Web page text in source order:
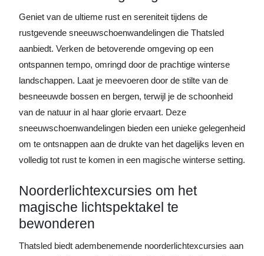
Geniet van de ultieme rust en sereniteit tijdens de
rustgevende sneeuwschoenwandelingen die Thatsled
aanbiedt. Verken de betoverende omgeving op een
ontspannen tempo, omringd door de prachtige winterse
landschappen. Laat je meevoeren door de stilte van de
besneeuwde bossen en bergen, terwijl je de schoonheid
van de natuur in al haar glorie ervaart. Deze
sneeuwschoenwandelingen bieden een unieke gelegenheid
om te ontsnappen aan de drukte van het dagelijks leven en
volledig tot rust te komen in een magische winterse setting.
Noorderlichtexcursies om het
magische lichtspektakel te
bewonderen
Thatsled biedt adembenemende noorderlichtexcursies aan